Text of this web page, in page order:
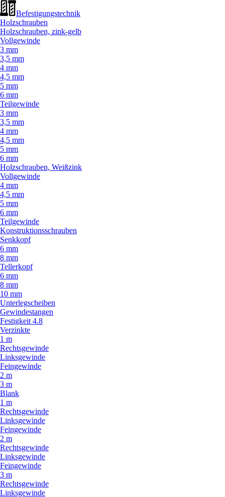
Befestigungstechnik
Holzschrauben
Holzschrauben, zink-gelb
Vollgewinde
3 mm
3,5 mm
4 mm
4,5 mm
5 mm
6 mm
Teilgewinde
3 mm
3,5 mm
4 mm
4,5 mm
5 mm
6 mm
Holzschrauben, Weißzink
Vollgewinde
4 mm
4,5 mm
5 mm
6 mm
Teilgewinde
Konstruktionsschrauben
Senkkopf
6 mm
8 mm
Tellerkopf
6 mm
8 mm
10 mm
Unterlegscheiben
Gewindestangen
Festigkeit 4.8
Verzinkte
1 m
Rechtsgewinde
Linksgewinde
Feingewinde
2 m
3 m
Blank
1 m
Rechtsgewinde
Linksgewinde
Feingewinde
2 m
Rechtsgewinde
Linksgewinde
Feingewinde
3 m
Rechtsgewinde
Linksgewinde